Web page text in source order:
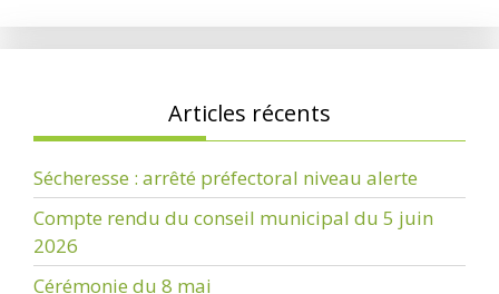
Articles récents
Sécheresse : arrêté préfectoral niveau alerte
Compte rendu du conseil municipal du 5 juin
2026
Cérémonie du 8 mai